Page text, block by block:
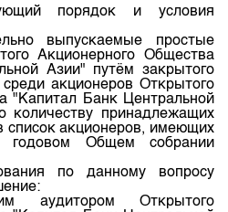
порядок и условия
выпускаемые простые
Акционерного Общества
Азии" путём закрытого
акционеров Открытого
"Капитал Банк Центральной
количеству принадлежащих
список акционеров, имеющих
Общем собрании
по данному вопросу
аудитором Открытого